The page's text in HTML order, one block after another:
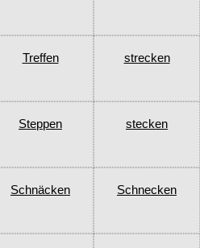
Treffen strecken
Steppen stecken
Schnäcken Schnecken